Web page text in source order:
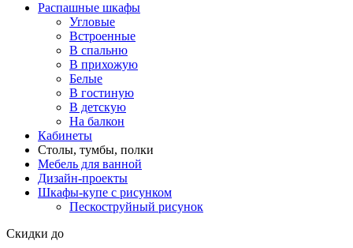
Распашные шкафы
Угловые
Встроенные
В спальню
В прихожую
Белые
В гостиную
В детскую
На балкон
Кабинеты
Столы, тумбы, полки
Мебель для ванной
Дизайн-проекты
Шкафы-купе с рисунком
Пескоструйный рисунок
Скидки до